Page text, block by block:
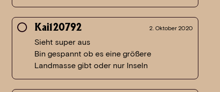
Kai120792 2. Oktober 2020
Sieht super aus
Bin gespannt ob es eine größere
Landmasse gibt oder nur Inseln